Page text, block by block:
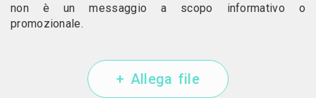
non è un messaggio a scopo informativo o
promozionale.
+ Allega file